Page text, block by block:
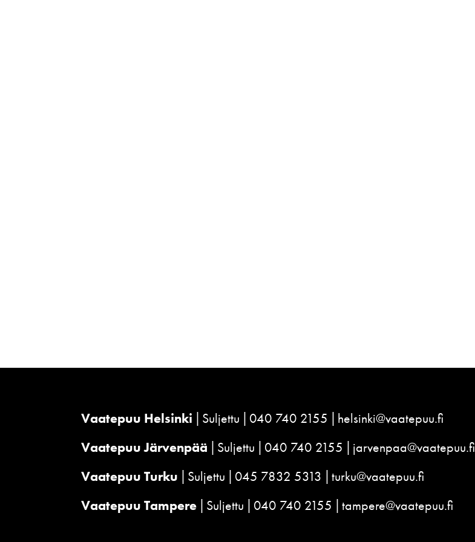
Vaatepuu Helsinki Suljettu 040 740 2155
helsinki@vaatepuu.fi
Vaatepuu Järvenpää
Suljettu 040 740 2155
jarvenpaa@vaatepuu.fi
Vaatepuu Turku
Suljettu 045 7832 5313
turku@vaatepuu.fi
Vaatepuu Tampere Suljettu 040 740 2155 tampere@vaatepuu.fi